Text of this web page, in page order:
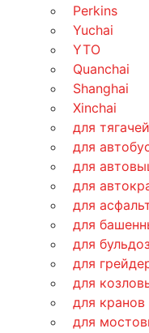
Perkins
Yuchai
YTO
Quanchai
Shanghai
Xinchai
для тягачей
для
для
для
для
для
для
для
для
для кранов
для